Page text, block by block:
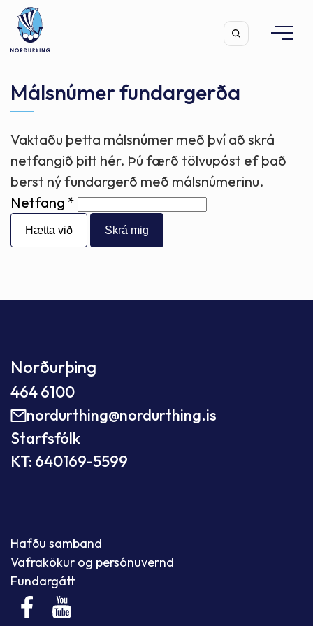
Leita
Málsnúmer fundargerða
Vaktaðu þetta málsnúmer með því að skrá
netfangið þitt hér. Þú færð tölvupóst ef það
berst ný fundargerð með málsnúmerinu.
Netfang
Hætta við
Norðurþing
464 6100
nordurthing@nordurthing.is
Starfsfólk
KT: 640169-5599
Hafðu samband
Vafrakökur og persónuvernd
Fundargátt